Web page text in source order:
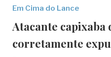
Em Cima do Lance
Atacante capixaba
corretamente